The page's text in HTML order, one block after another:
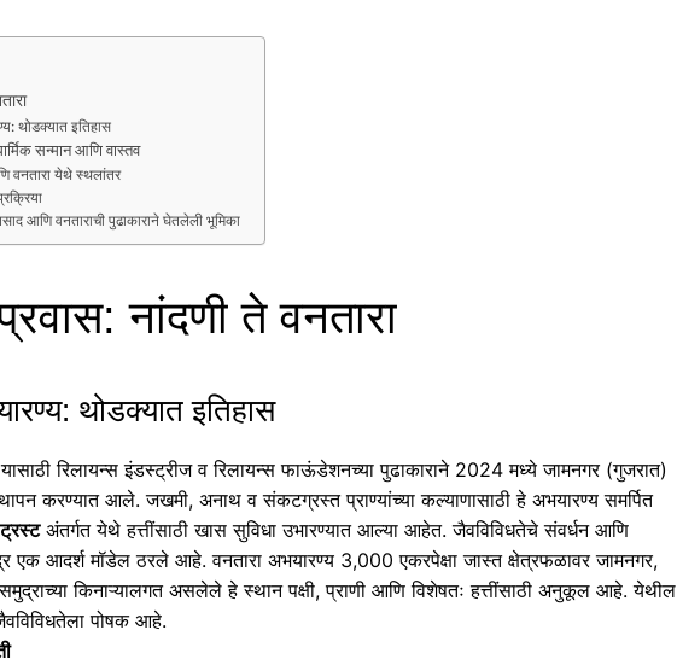
थोडक्यात इतिहास
सन्मान आणि वास्तव
वनतारा येथे स्थलांतर
आणि वनताराची पुढाकाराने घेतलेली भूमिका
नांदणी ते वनतारा
थोडक्यात इतिहास
रिलायन्स इंडस्ट्रीज व रिलायन्स फाऊंडेशनच्या पुढाकाराने 2024 मध्ये जामनगर (गुजरात)
करण्यात आले. जखमी, अनाथ व संकटग्रस्त प्राण्यांच्या कल्याणासाठी हे अभयारण्य समर्पित
अंतर्गत येथे हत्तींसाठी खास सुविधा उभारण्यात आल्या आहेत. जैवविविधतेचे संवर्धन आणि
एक आदर्श मॉडेल ठरले आहे. वनतारा अभयारण्य 3,000 एकरपेक्षा जास्त क्षेत्रफळावर जामनगर,
किनाऱ्यालगत असलेले हे स्थान पक्षी, प्राणी आणि विशेषतः हत्तींसाठी अनुकूल आहे. येथील
पोषक आहे.